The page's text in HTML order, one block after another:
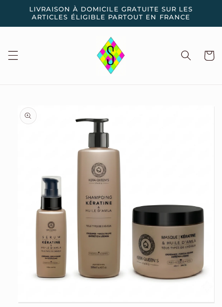
passer
contenu
LIVRAISON À DOMICILE GRATUITE SUR LES
ARTICLES ÉLIGIBLE PARTOUT EN FRANCE
Panier
Passer aux
informations
produits